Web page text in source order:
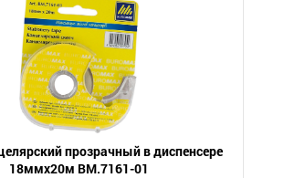
прозрачный в диспенсере
18ммх20м BM.7161-01